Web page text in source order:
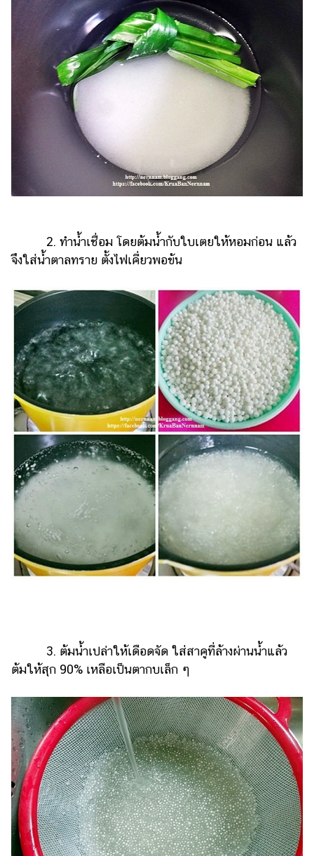
ออนไลน์
ติดต่อ
โฆษณา
แจ้ง
ปัญหา
2. ทำน้ำเชื่อม โดยต้มน้ำกับใบเตยให้หอมก่อน แล้ว
จึงใส่น้ำตาลทราย ตั้งไฟเคี่ยวพอข้น
3. ต้มน้ำเปล่าให้เดือดจัด ใส่สาคูที่ล้างผ่านน้ำแล้ว
ต้มให้สุก 90% เหลือเป็นตากบเล็ก ๆ